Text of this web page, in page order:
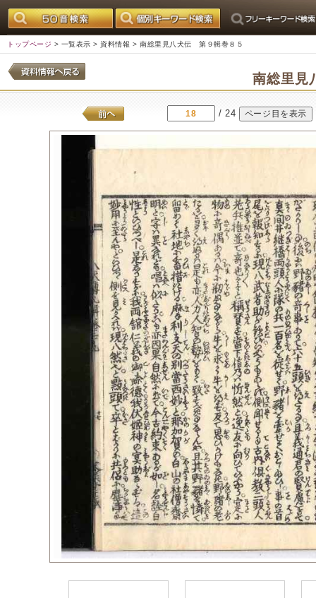
トップページ > 一覧表示 > 資料情報 > 南総里見八犬伝 第９輯巻８５
南総里見
/ 24